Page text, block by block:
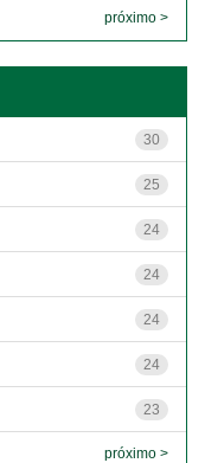
próximo >
30
25
24
24
24
24
23
próximo >